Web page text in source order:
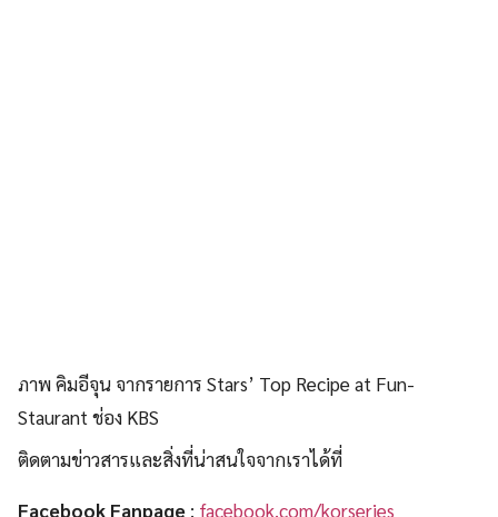
ภาพ คิมอีจุน จากรายการ Stars’ Top Recipe at Fun-
Staurant ช่อง KBS
ติดตามข่าวสารและสิ่งที่น่าสนใจจากเราได้ที่
Facebook Fanpage : facebook.com/korseries